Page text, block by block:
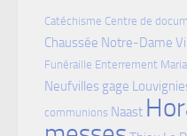
Catéchisme Centre de
Chaussée Notre-Dame
Funéraille Enterrement
Neufvilles gage
communions Naast